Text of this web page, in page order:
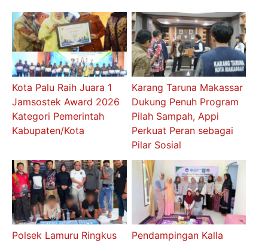
Kota Palu Raih Juara 1
Jamsostek Award 2026
Kategori Pemerintah
Kabupaten/Kota
Karang Taruna Makassar
Dukung Penuh Program
Pilah Sampah, Appi
Perkuat Peran sebagai
Pilar Sosial
Polsek Lamuru Ringkus
Pendampingan Kalla